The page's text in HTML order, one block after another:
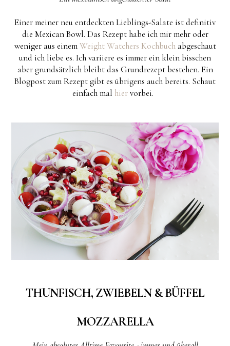
Einer meiner neu entdeckten Lieblings-Salate ist definitiv
die Mexican Bowl. Das Rezept habe ich mir mehr oder
weniger aus einemWeight Watchers Kochbuchabgeschaut
und ich liebe es. Ich variiere es immer ein klein bisschen
aber grundsätzlich bleibt das Grundrezept bestehen. Ein
Blogpost zum Rezept gibt es übrigens auch bereits. Schaut
einfach mal hiervorbei.
THUNFISCH, ZWIEBELN & BÜFFEL
MOZZARELLA